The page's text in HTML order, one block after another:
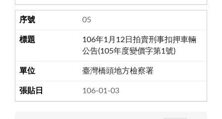
05
106年1月12日拍賣刑事扣押車輛
公告(105年度變價字第1號)
臺灣橋頭地方檢察署
106-01-03